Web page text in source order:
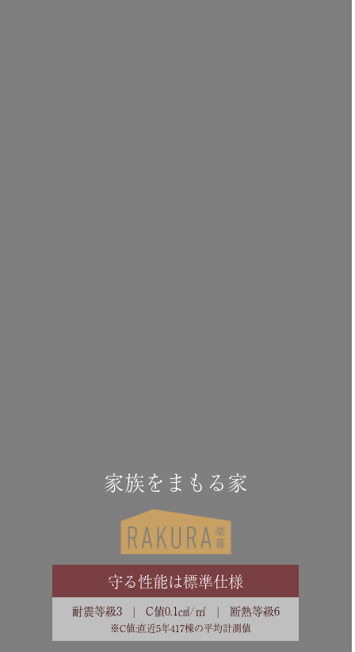
家族をまもる家
守る性能は標準仕様
耐震等級3 | C値0.1㎠/㎡ | 断熱等級6
※C値:直近5年417棟の平均計測値